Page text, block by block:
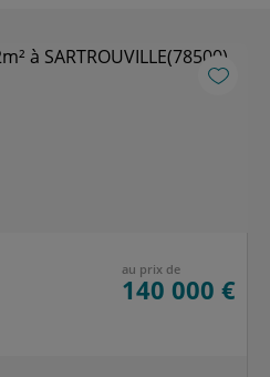
au prix de
140 000 €